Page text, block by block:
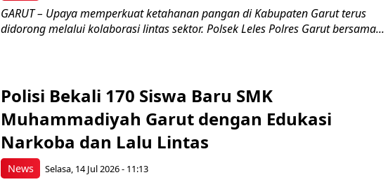
GARUT – Upaya memperkuat ketahanan pangan di Kabupaten Garut terus
didorong melalui kolaborasi lintas sektor. Polsek Leles Polres Garut bersama...
News
Polisi Bekali 170 Siswa Baru SMK
Muhammadiyah Garut dengan Edukasi
Narkoba dan Lalu Lintas
Selasa, 14 Jul 2026 - 11:13